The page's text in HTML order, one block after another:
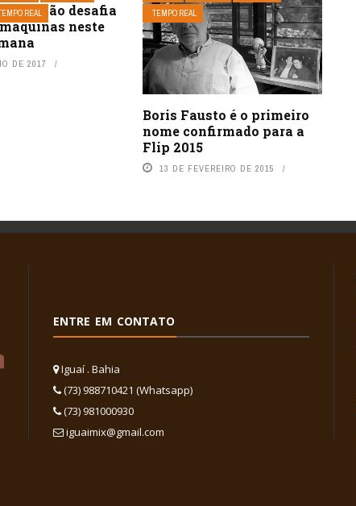
REAL
Jalapão desafia
neste
DE 2017
TEMPO REAL
Boris Fausto é o primeiro
nome confirmado para a
Flip 2015
13 DE FEVEREIRO DE 2015
ENTRE EM CONTATO
Iguaí . Bahia
(73) 988710421 (Whatsapp)
(73) 981000930
iguaimix@gmail.com